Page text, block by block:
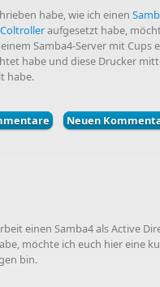
habe, wie ich einen
aufgesetzt habe,
Samba4-Server mit Cups
habe und diese Drucker
habe.
+ Cups + Windows 8
Neuen
einen Samba4 als Active
möchte ich euch hier eine
bin.